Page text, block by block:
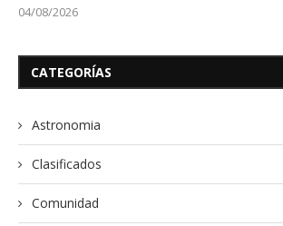
04/08/2026
CATEGORÍAS
Astronomia
Clasificados
Comunidad